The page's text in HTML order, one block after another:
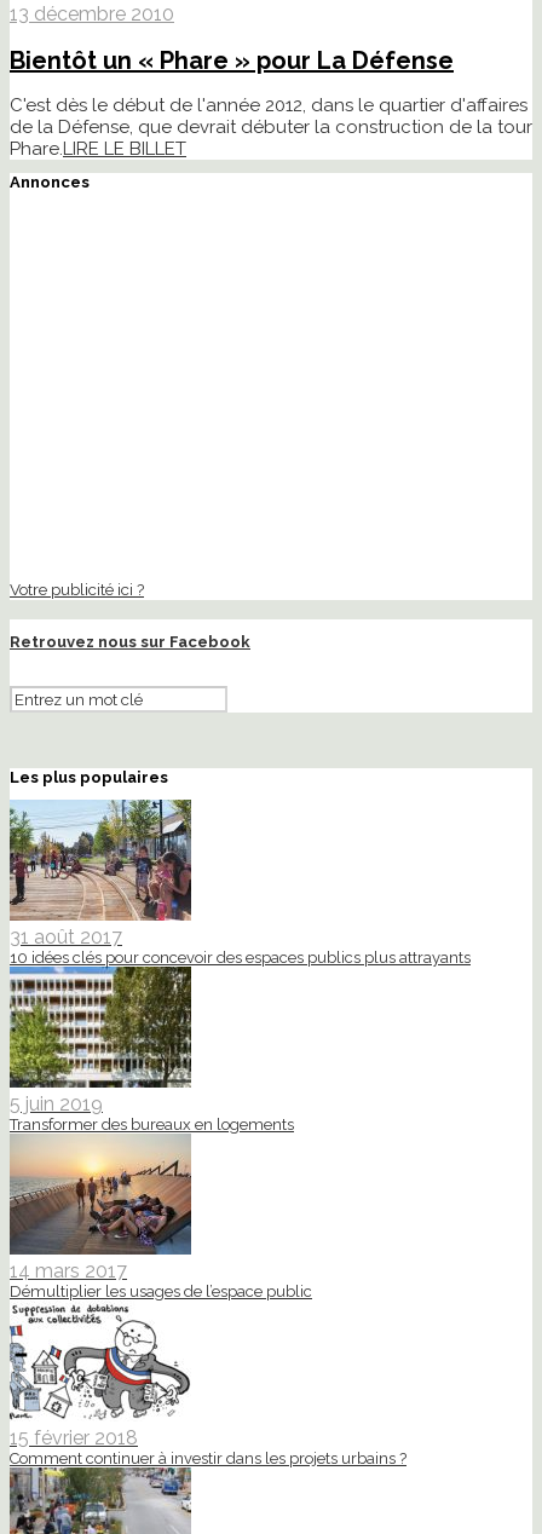
13 décembre 2010
Bientôt un « Phare » pour La Défense
C'est dès le début de l'année 2012, dans le quartier d'affaires
de la Défense, que devrait débuter la construction de la tour
Phare.LIRE LE BILLET
Annonces
Votre publicité ici ?
Retrouvez nous sur Facebook
Les plus populaires
31 août 2017
10 idées clés pour concevoir des espaces publics plus attrayants
5 juin 2019
Transformer des bureaux en logements
14 mars 2017
Démultiplier les usages de l’espace public
15 février 2018
Comment continuer à investir dans les projets urbains ?